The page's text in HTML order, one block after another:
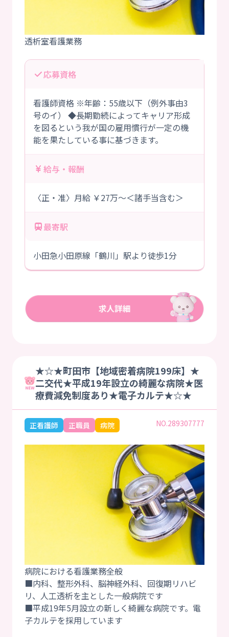
応募資格
看護師資格 ※年齢：55歳以下（例外事由3
号のイ） ◆長期勤続によってキャリア形成
を図るという我が国の雇用慣行が一定の機
能を果たしている事に基づきます。
給与・報酬
〈正・准〉月給 ￥27万～＜諸手当含む＞
最寄駅
小田急小田原線「鶴川」駅より徒歩1分
★☆★町田市【地域密着病院199床】★
二交代★平成19年設立の綺麗な病院★医
療費減免制度あり★電子カルテ★☆★
正看護師 正職員 病院 NO.289307777
病院における看護業務全般
■内科、整形外科、脳神経外科、回復期リハビ
リ、人工透析を主とした一般病院です
■平成19年5月設立の新しく綺麗な病院です。電